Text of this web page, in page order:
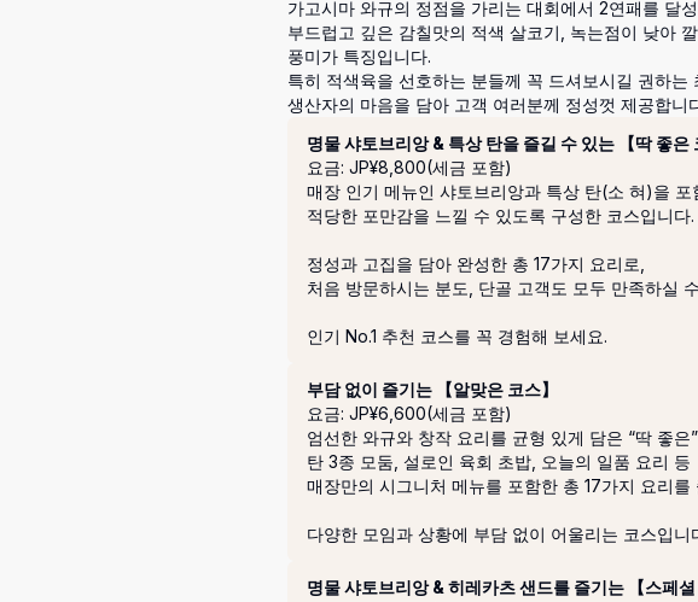
가고시마 와규의 정점을 가리는 대회에서 2연패를 달
부드럽고 깊은 감칠맛의 적색 살코기, 녹는점이 낮아
풍미가 특징입니다.
특히 적색육을 선호하는 분들께 꼭 드셔보시길 권하는
명물 샤토브리앙 & 특상 탄을 즐길 수 있는 【딱 좋은
요금: JP¥8,800(세금 포함)
매장 인기 메뉴인 샤토브리앙과 특상 탄(소 혀)을 포
적당한 포만감을 느낄 수 있도록 구성한 코스입니다.
정성과 고집을 담아 완성한 총 17가지 요리로,
처음 방문하시는 분도, 단골 고객도 모두 만족하실
인기 No.1 추천 코스를 꼭 경험해 보세요.
부담 없이 즐기는 【알맞은 코스】
요금: JP¥6,600(세금 포함)
엄선한 와규와 창작 요리를 균형 있게 담은 “딱 좋은
탄 3종 모둠, 설로인 육회 초밥, 오늘의 일품 요리 등
매장만의 시그니처 메뉴를 포함한 총 17가지 요리를
다양한 모임과 상황에 부담 없이 어울리는 코스입니
명물 샤토브리앙 & 히레카츠 샌드를 즐기는 【스페셜